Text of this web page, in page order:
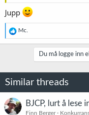
Jupp
R
e
a
n
e
r
:
Mc.
Du må logge inn
Similar threads
BJCP, lurt å lese
Finn Berger